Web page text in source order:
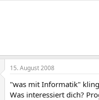
15. August 2008
"was mit Informatik"
Was interessiert dich?